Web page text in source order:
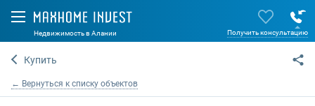
Недвижимость в Алании Получить консультацию
Купить
← Вернуться к списку объектов